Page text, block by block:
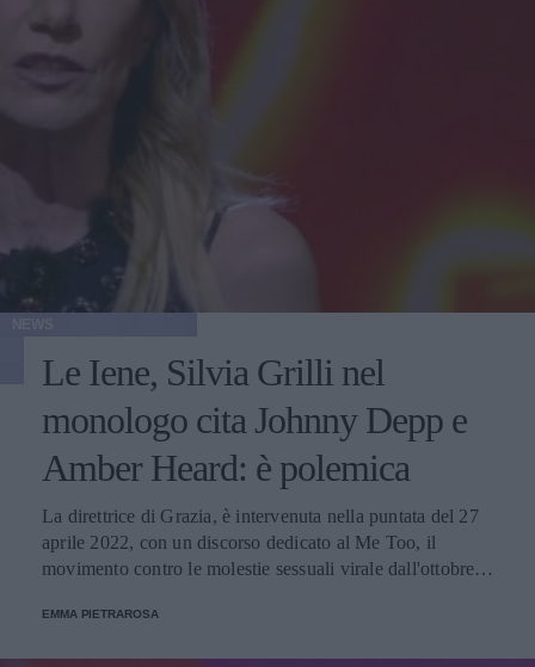
Le Iene, Silvia Grilli nel
monologo cita Johnny Depp e
Amber Heard: è polemica
La direttrice di Grazia, è intervenuta nella puntata del 27
aprile 2022, con un discorso dedicato al Me Too, il
movimento contro le molestie sessuali virale dall'ottobre
sull’attualissimo processo che vede coinvolti i due attori
EMMA PIETRAROSA